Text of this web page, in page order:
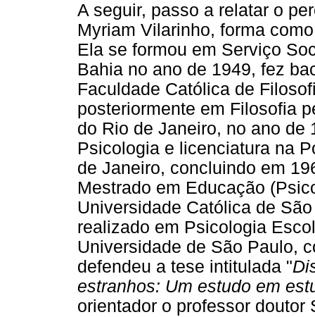
A seguir, passo a relatar o
Myriam Vilarinho, forma
Ela se formou em Serviço
Bahia no ano de 1949, fez
Faculdade Católica de
posteriormente em Filosofia
do Rio de Janeiro, no ano de
Psicologia e licenciatura na
de Janeiro, concluindo em
Mestrado em Educação
Universidade Católica de
realizado em Psicologia
Universidade de São Paulo,
defendeu a tese intitulada "
estranhos: Um estudo em
orientador o professor doutor